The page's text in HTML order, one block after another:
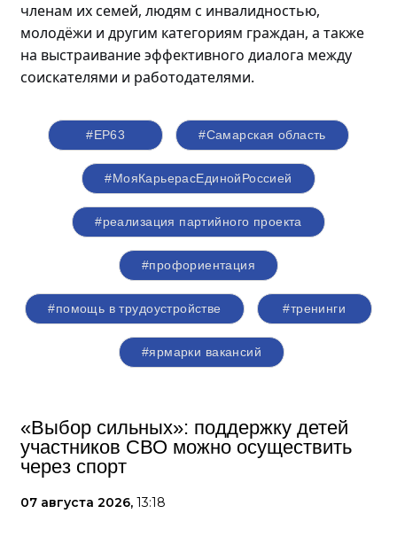
членам их семей, людям с инвалидностью,
молодёжи и другим категориям граждан, а также
на выстраивание эффективного диалога между
соискателями и работодателями.
#ЕР63 #Самарская область
#МояКарьерасЕдинойРоссией
#реализация партийного проекта
#профориентация
#помощь в трудоустройстве #тренинги
#ярмарки вакансий
«Выбор сильных»: поддержку детей
участников СВО можно осуществить
через спорт
07 августа 2026, 13:18